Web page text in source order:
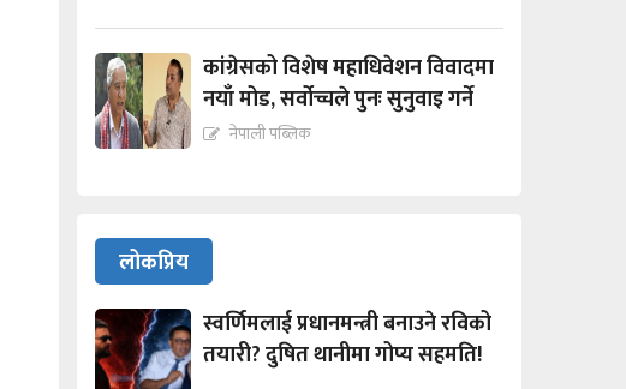
कांग्रेसको विशेष महाधिवेशन विवादमा
नयाँ मोड, सर्वोच्चले पुनः सुनुवाइ गर्ने
नेपाली पब्लिक
लोकप्रिय
स्वर्णिमलाई प्रधानमन्त्री बनाउने रविको
तयारी? दुषित थानीमा गोप्य सहमति!